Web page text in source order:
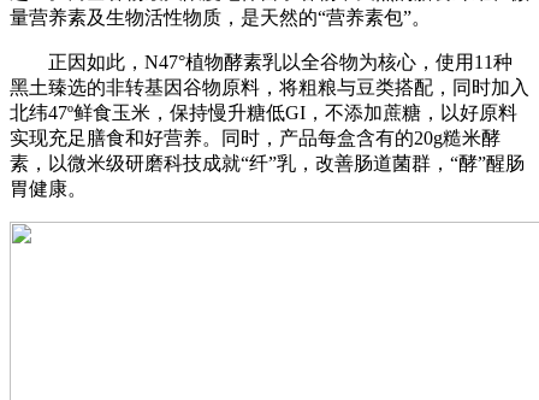
量营养素及生物活性物质，是天然的“营养素包”。
正因如此，N47°植物酵素乳以全谷物为核心，使用11种
黑土臻选的非转基因谷物原料，将粗粮与豆类搭配，同时加入
北纬47º鲜食玉米，保持慢升糖低GI，不添加蔗糖，以好原料
实现充足膳食和好营养。同时，产品每盒含有的20g糙米酵
素，以微米级研磨科技成就“纤”乳，改善肠道菌群，“酵”醒肠
胃健康。